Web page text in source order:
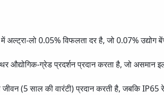
में अल्ट्रा-लो 0.05% विफलता दर है, जो 0.07%
औद्योगिक-ग्रेड प्रदर्शन प्रदान करता है, जो असमान
(5 साल की वारंटी) प्रदान करती है, जबकि IP65